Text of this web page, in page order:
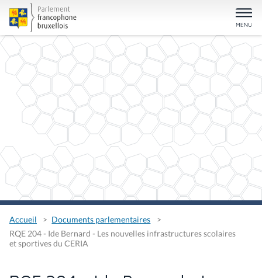
Accueil
Documents parlementaires
RQE 204 - Ide Bernard - Les nouvelles infrastructures scolaires
et sportives du CERIA